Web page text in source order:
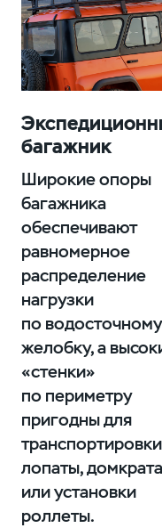
багажник
Широкие опоры
багажника
обеспечивают
равномерное
распределение
нагрузки
по водосточному
желобку, а
«стенки»
по периметру
пригодны для
транспортировки
лопаты, домкрата
или установки
роллеты.